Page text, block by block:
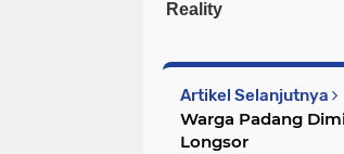
Artikel Selanjutnya
Warga Padang
Longsor